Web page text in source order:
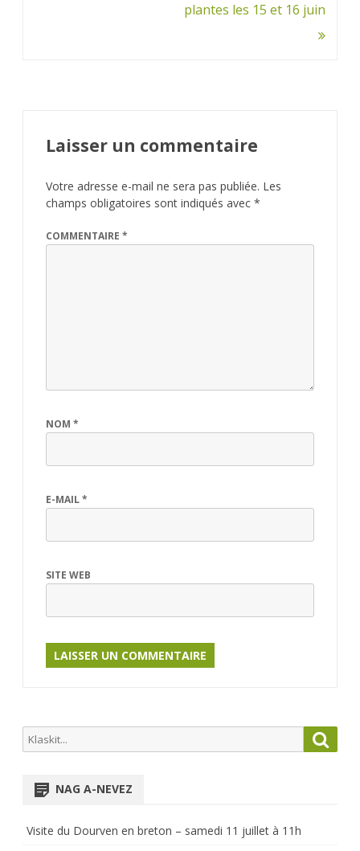
plantes les 15 et 16 juin
Laisser un commentaire
Votre adresse e-mail ne sera pas publiée. Les
champs obligatoires sont indiqués avec *
COMMENTAIRE *
NOM *
E-MAIL*
SITE WEB
Search
for:
NAG A-NEVEZ
Visite du Dourven en breton – samedi 11 juillet à 11h